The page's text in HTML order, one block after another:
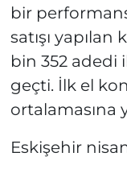
bir
satışı
bin 352 adedi
geçti. İlk el
ortalamasına
Eskişehir